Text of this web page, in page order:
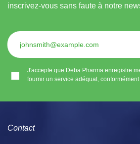
J'accepte que Deba Pharma enregistre
fournir un service adéquat, conformément
inscrivez-vous sans faute à notre
Contact